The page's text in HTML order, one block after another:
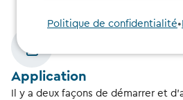
Application
Il y a deux façons de démarrer et
Politique de confidentialité•